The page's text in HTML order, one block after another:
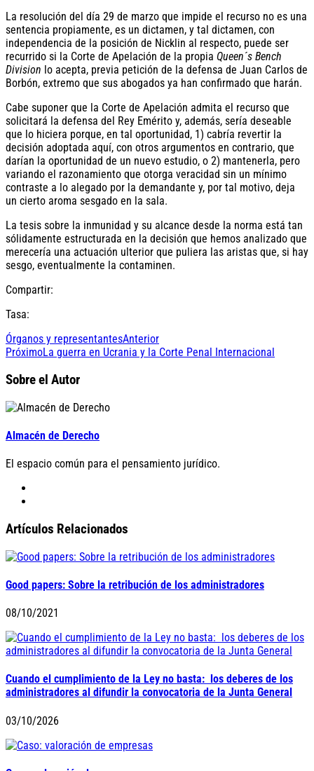
La resolución del día 29 de marzo que impide el recurso no es una
sentencia propiamente, es un dictamen, y tal dictamen, con
independencia de la posición de Nicklin al respecto, puede ser
recurrido si la Corte de Apelación de la propia Queen´s Bench
Division lo acepta, previa petición de la defensa de Juan Carlos de
Borbón, extremo que sus abogados ya han confirmado que harán.
Cabe suponer que la Corte de Apelación admita el recurso que
solicitará la defensa del Rey Emérito y, además, sería deseable
que lo hiciera porque, en tal oportunidad, 1) cabría revertir la
decisión adoptada aquí, con otros argumentos en contrario, que
darían la oportunidad de un nuevo estudio, o 2) mantenerla, pero
variando el razonamiento que otorga veracidad sin un mínimo
contraste a lo alegado por la demandante y, por tal motivo, deja
un cierto aroma sesgado en la sala.
La tesis sobre la inmunidad y su alcance desde la norma está tan
sólidamente estructurada en la decisión que hemos analizado que
merecería una actuación ulterior que puliera las aristas que, si hay
sesgo, eventualmente la contaminen.
Compartir:
Tasa:
Órganos y representantesAnterior
PróximoLa guerra en Ucrania y la Corte Penal Internacional
Sobre el Autor
Almacén de Derecho
El espacio común para el pensamiento jurídico.
Artículos Relacionados
Good papers: Sobre la retribución de los administradores
08/10/2021
Cuando el cumplimiento de la Ley no basta: los deberes de los
administradores al difundir la convocatoria de la Junta General
03/10/2026